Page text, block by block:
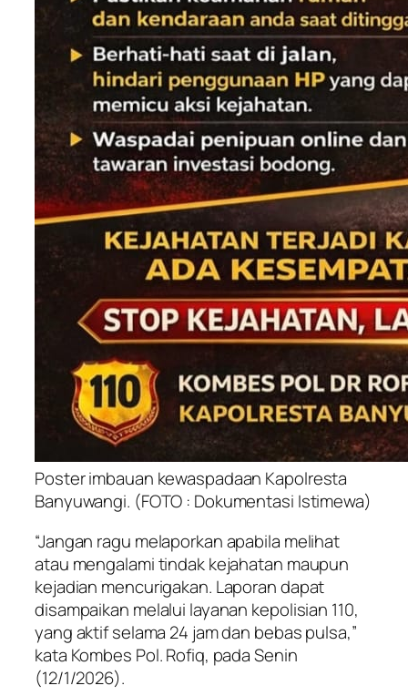
Poster imbauan kewaspadaan Kapolresta
Banyuwangi. (FOTO : Dokumentasi Istimewa)
“Jangan ragu melaporkan apabila melihat
atau mengalami tindak kejahatan maupun
kejadian mencurigakan. Laporan dapat
disampaikan melalui layanan kepolisian 110,
yang aktif selama 24 jam dan bebas pulsa,”
kata Kombes Pol. Rofiq, pada Senin
(12/1/2026).